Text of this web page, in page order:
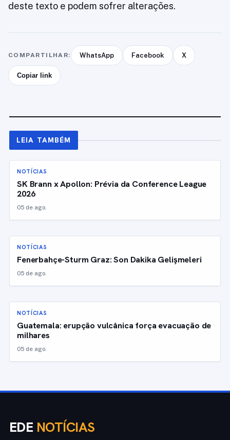
deste texto e podem sofrer alterações.
COMPARTILHAR: WhatsApp Facebook X
Copiar link
LEIA TAMBÉM
NOTÍCIAS
SK Brann x Apollon: Prévia da Conference League
2026
05 de ago.
NOTÍCIAS
Fenerbahçe-Sturm Graz: Son Dakika Gelişmeleri
05 de ago.
NOTÍCIAS
Guatemala: erupção vulcânica força evacuação de
milhares
05 de ago.
EDE NOTÍCIAS